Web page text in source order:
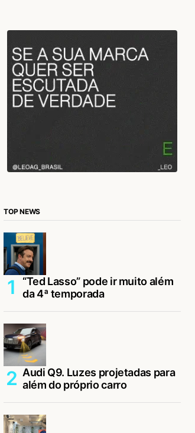
TOP NEWS
“Ted Lasso” pode ir muito além
da 4ª temporada
Audi Q9. Luzes projetadas para
além do próprio carro